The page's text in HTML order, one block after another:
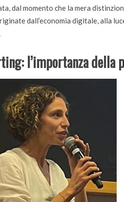
dal momento che la mera
dall’economia digitale, alla
l’importanza